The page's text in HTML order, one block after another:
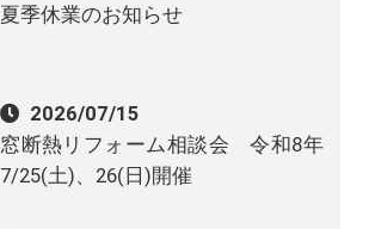
夏季休業のお知らせ
2026/07/15
窓断熱リフォーム相談会 令和8年
7/25(土)、26(日)開催